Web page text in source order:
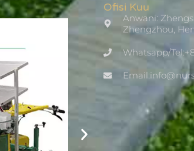
Ofisi Kuu
Anwani:
Zhengzhou,
Whatsapp/